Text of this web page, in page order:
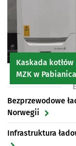
Kaskada
MZK w
Bezprzewodowe
Norwegii
Infrastruktura